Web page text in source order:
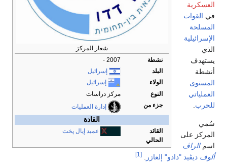
شعار المركز
نشطة
2007 -
البلد
إسرائيل
الولاء
إسرائيل
النوع
مركز دراسات
جزء من
إدارة العمليات
القادة
القائد
الحالي
عميد إيال پخت
العسكرية
في القوات
المسلحة
الإسرائيلية
الذي
يستهدف
أنشطة
المستوى
العملياتي
للحرب.
سُمي
المركز على
اسمالراڤ
ألوف ديڤيد "دادو" إلعازر .